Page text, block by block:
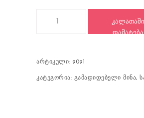
ᲙᲐᲚᲐᲗᲐᲨᲘ
ᲓᲐᲛᲐᲢᲔᲑᲐ
არტიკული: 9091
კატეგორია: გამადიდებელი მინა,